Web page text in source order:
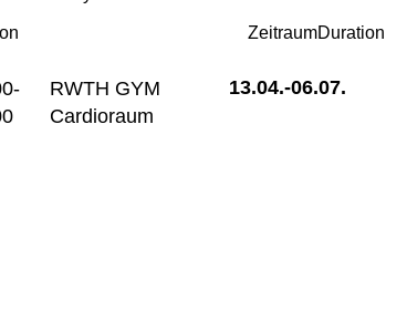
ZeitraumDuration
RWTH GYM
Cardioraum
13.04.-06.07.